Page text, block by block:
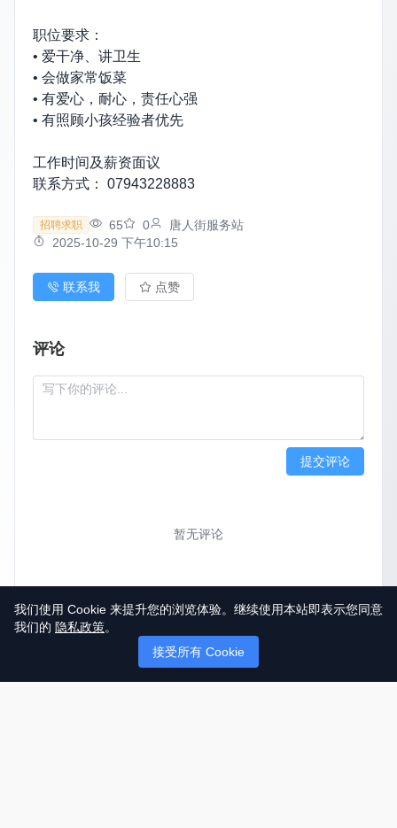
职位要求：
• 爱干净、讲卫生
• 会做家常饭菜
• 有爱心，耐心，责任心强
• 有照顾小孩经验者优先
工作时间及薪资面议
联系方式： 07943228883
招聘求职 65 0
唐人街服务站
2025-10-29 下午10:15
联系我 点赞
评论
提交评论
暂无评论
我们使用 Cookie 来提升您的浏览体验。继续使用本站即表示您同意
我们的 隐私政策。
接受所有 Cookie